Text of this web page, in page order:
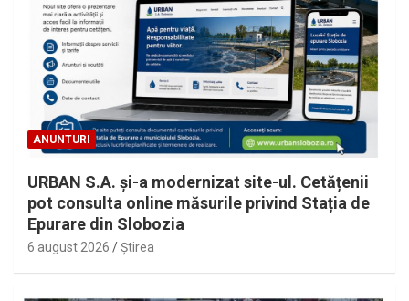
ANUNTURI
URBAN S.A. și-a modernizat site-ul. Cetățenii
pot consulta online măsurile privind Stația de
Epurare din Slobozia
6 august 2026 Ştirea